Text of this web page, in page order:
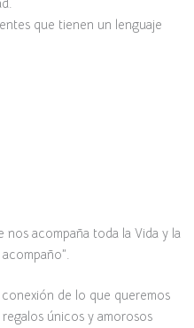
que tienen un lenguaje
nos acompaña toda la Vida y la
de lo que queremos
únicos y amorosos